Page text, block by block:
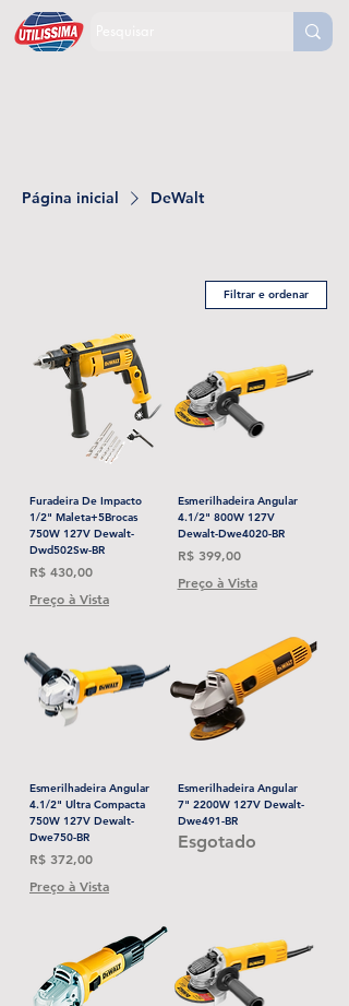
Página inicial DeWalt
Filtrar e ordenar
Furadeira De Impacto
1/2" Maleta+5Brocas
750W 127V Dewalt-
Dwd502Sw-BR
Preço
R$ 430,00
Preço à Vista
Esmerilhadeira Angular
4.1/2" 800W 127V
Dewalt-Dwe4020-BR
Preço
R$ 399,00
Preço à Vista
Esmerilhadeira Angular
4.1/2" Ultra Compacta
750W 127V Dewalt-
Dwe750-BR
Preço
R$ 372,00
Preço à Vista
Esmerilhadeira Angular
7" 2200W 127V Dewalt-
Dwe491-BR
Esgotado